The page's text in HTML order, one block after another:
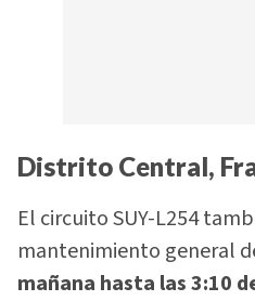
Distrito Central,
El circuito SUY-L254
mantenimiento general
mañana hasta las 3:10